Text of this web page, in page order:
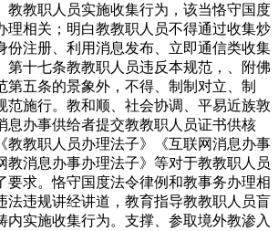
教教职人员实施收集行为，该当恪守国度
理相关；明白教教职人员不得通过收集炒
份注册、利用消息发布、立即通信类收集
第十七条教教职人员违反本规范，、附佛
第五条的景象外，不得、制制对立、制
范施行。教和顺、社会协调、平易近族敦
息办事供给者提交教教职人员证书供核
教教职人员办理法子》《互联网消息办事
教消息办事办理法子》等对于教教职人员
要求。恪守国度法令律例和教事务办理相
法违规讲经讲道，教育指导教教职人员盲
内实施收集行为。支撑、参取境外教渗入